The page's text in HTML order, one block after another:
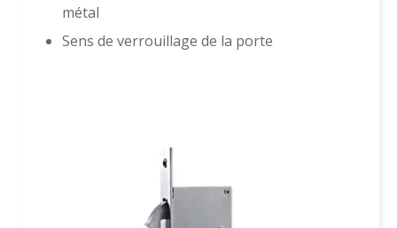
métal
Sens de verrouillage de la porte